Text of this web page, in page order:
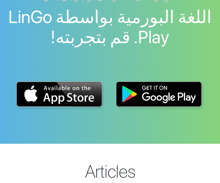
اللغة البورمية بواسطة LinGo
Play. قم بتجربته!
Articles